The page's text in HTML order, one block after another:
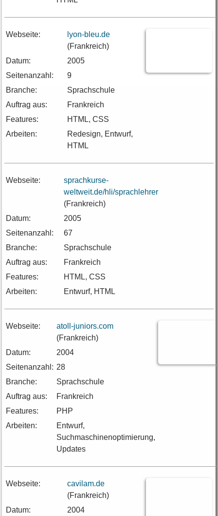
Webseite:
lyon-bleu.de
(Frankreich)
Datum:
2005
Seitenanzahl:
9
Branche:
Sprachschule
Auftrag aus:
Frankreich
Features:
HTML, CSS
Arbeiten:
Redesign, Entwurf,
HTML
Webseite:
sprachkurse-
weltweit.de/hli/sprachlehrer
(Frankreich)
Datum:
2005
Seitenanzahl:
67
Branche:
Sprachschule
Auftrag aus:
Frankreich
Features:
HTML, CSS
Arbeiten:
Entwurf, HTML
Webseite:
atoll-juniors.com
(Frankreich)
Datum:
2004
Seitenanzahl: 28
Branche:
Sprachschule
Auftrag aus:
Frankreich
Features:
PHP
Arbeiten:
Entwurf,
Suchmaschinenoptimierung,
Updates
Webseite:
cavilam.de
(Frankreich)
Datum:
2004